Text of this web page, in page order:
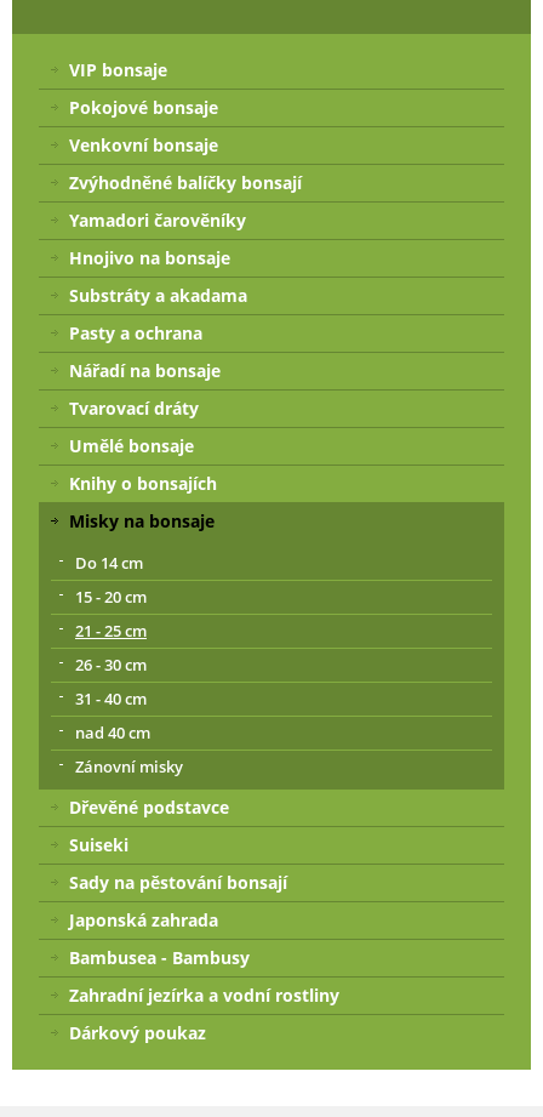
VIP bonsaje
Pokojové bonsaje
Venkovní bonsaje
Zvýhodněné balíčky bonsají
Yamadori čarověníky
Hnojivo na bonsaje
Substráty a akadama
Pasty a ochrana
Nářadí na bonsaje
Tvarovací dráty
Umělé bonsaje
Knihy o bonsajích
Misky na bonsaje
Do 14 cm
15 - 20 cm
21 - 25 cm
26 - 30 cm
31 - 40 cm
nad 40 cm
Zánovní misky
Dřevěné podstavce
Suiseki
Sady na pěstování bonsají
Japonská zahrada
Bambusea - Bambusy
Zahradní jezírka a vodní rostliny
Dárkový poukaz